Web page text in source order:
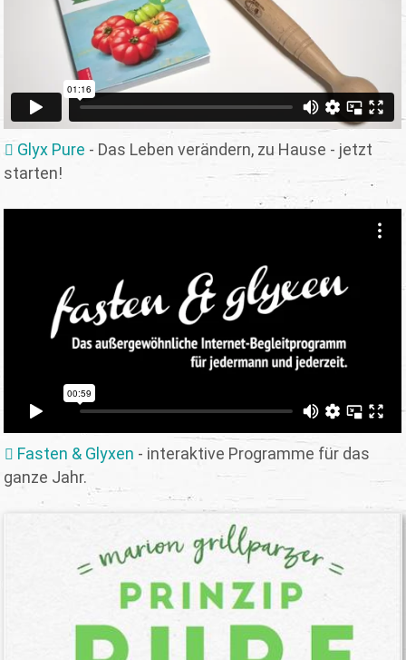
Glyx Pure - Das Leben verändern, zu Hause - jetzt
starten!
Fasten & Glyxen - interaktive Programme für das
ganze Jahr.